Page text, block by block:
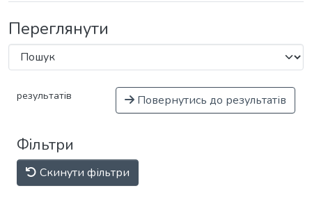
Переглянути
результатів Повернутись до результатів
Фільтри
Скинути фільтри